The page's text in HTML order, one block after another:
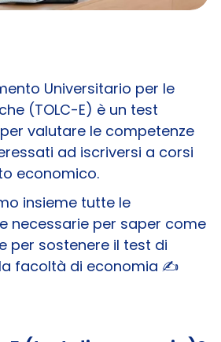
Universitario per le
(TOLC-E) è un test
valutare le competenze
ad iscriversi a corsi
economico.
insieme tutte le
necessarie per saper come
per sostenere il test di
facoltà di economia ✍️